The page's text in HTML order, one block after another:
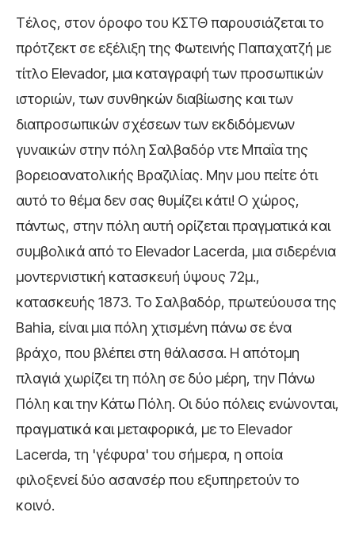
Τέλος, στον όροφο του ΚΣΤΘ παρουσιάζεται το
πρότζεκτ σε εξέλιξη της Φωτεινής Παπαχατζή με
τίτλο Elevador, μια καταγραφή των προσωπικών
ιστοριών, των συνθηκών διαβίωσης και των
διαπροσωπικών σχέσεων των εκδιδόμενων
γυναικών στην πόλη Σαλβαδόρ ντε Μπαΐα της
βορειοανατολικής Βραζιλίας. Μην μου πείτε ότι
αυτό το θέμα δεν σας θυμίζει κάτι! Ο χώρος,
πάντως, στην πόλη αυτή ορίζεται πραγματικά και
συμβολικά από το Elevador Lacerda, μια σιδερένια
μοντερνιστική κατασκευή ύψους 72μ.,
κατασκευής 1873. To Σαλβαδόρ, πρωτεύουσα της
Bahia, είναι μια πόλη χτισμένη πάνω σε ένα
βράχο, που βλέπει στη θάλασσα. Η απότομη
πλαγιά χωρίζει τη πόλη σε δύο μέρη, την Πάνω
Πόλη και την Κάτω Πόλη. Οι δύο πόλεις ενώνονται,
πραγματικά και μεταφορικά, με το Elevador
Lacerda, τη 'γέφυρα' του σήμερα, η οποία
φιλοξενεί δύο ασανσέρ που εξυπηρετούν το
κοινό.